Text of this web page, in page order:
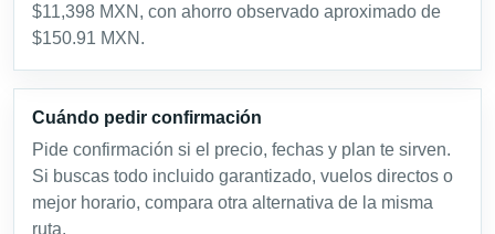
$11,398 MXN, con ahorro observado aproximado de
$150.91 MXN.
Cuándo pedir confirmación
Pide confirmación si el precio, fechas y plan te sirven.
Si buscas todo incluido garantizado, vuelos directos o
mejor horario, compara otra alternativa de la misma
ruta.